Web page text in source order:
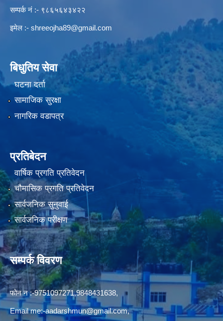
सम्पर्क नं :- ९८६५६४३४२२
इमेल :- shreeojha89@gmail.com
बिधुतिय सेवा
घटना दर्ता
सामाजिक सुरक्षा
नागरिक वडापत्र
प्रतिबेदन
वार्षिक प्रगति प्रतिवेदन
चौमासिक प्रगति प्रतिवेदन
सार्वजनिक सुनुवाई
सार्वजनिक परीक्षण
सम्पर्क विवरण
फोन न‍‍‌ :-9751097271,9848431638,
Email me:-aadarshmun@gmail.com,